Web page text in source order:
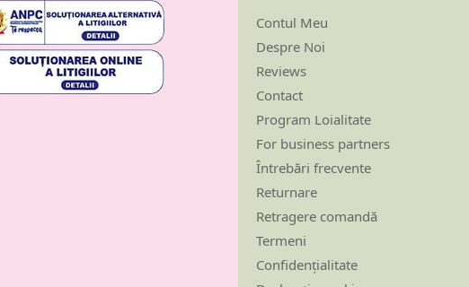
Contul Meu
Despre Noi
Reviews
Contact
Program Loialitate
For business partners
Întrebări frecvente
Returnare
Retragere comandă
Termeni
Confidențialitate